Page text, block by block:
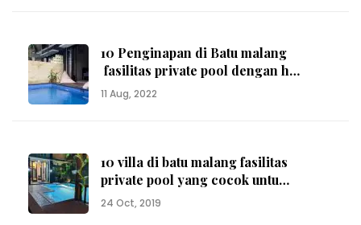
Price Conditions
10 Penginapan di Batu malang
fasilitas private pool dengan h…
11 Aug, 2022
10 villa di batu malang fasilitas
private pool yang cocok untu…
24 Oct, 2019